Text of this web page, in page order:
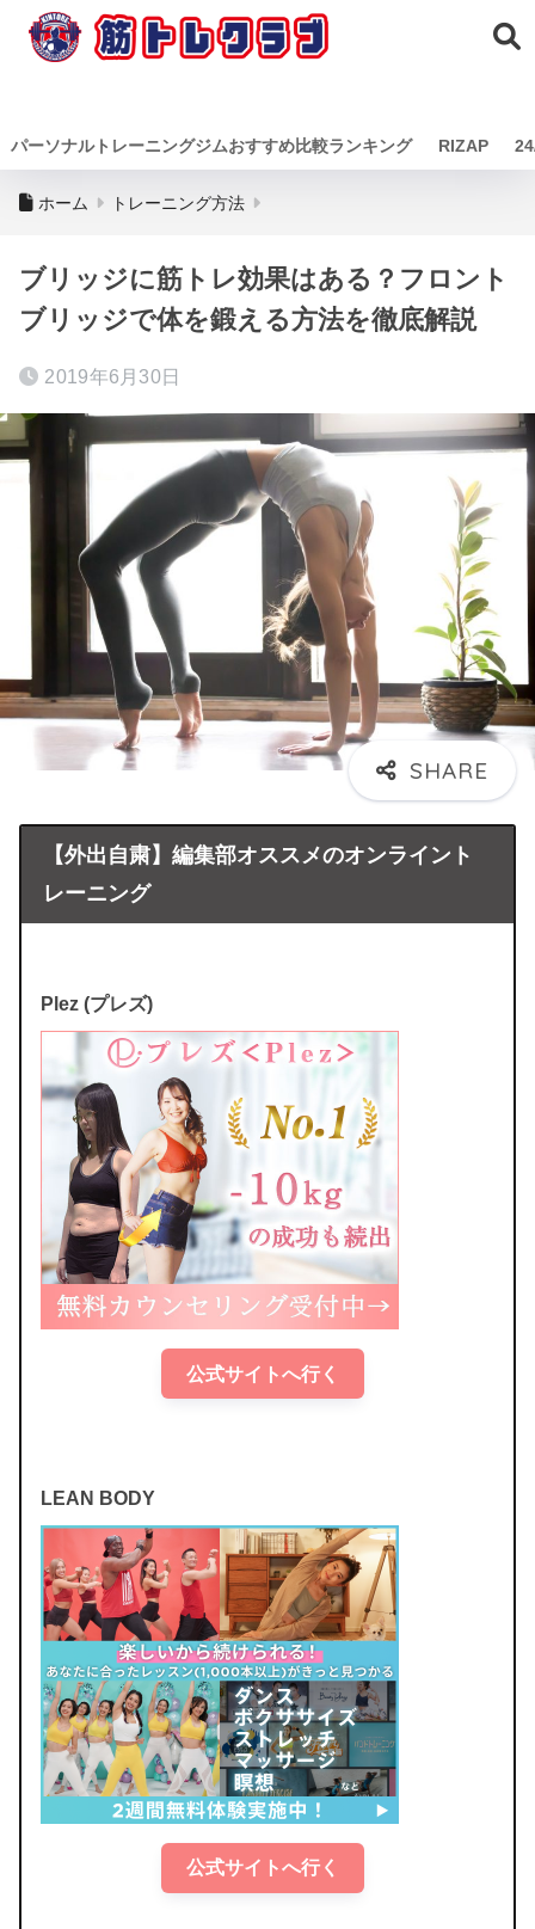
筋トレクラ
パーソナルトレーニングジムおすすめ比較ランキング RIZAP
ホーム トレーニング方法
ブリッジに筋トレ効果はある？フロント
ブリッジで体を鍛える方法を徹底解説
2019年6月30日
【外出自粛】編集部オススメのオンライント
レーニング
Plez (プレズ)
公式サイトへ行く
LEAN BODY
公式サイトへ行く